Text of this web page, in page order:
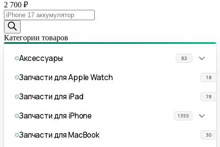
2 700 ₽
Поиск
товаров
Категории товаров
Аксессуары 82
Запчасти для Apple Watch 18
Запчасти для iPad 78
Запчасти для iPhone 1355
Запчасти для MacBook 30